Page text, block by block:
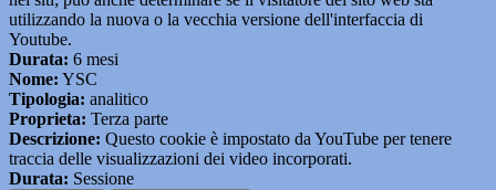
utilizzando la nuova o la vecchia versione dell'interfaccia di
Youtube.
Durata: 6 mesi
Nome: YSC
Tipologia: analitico
Proprieta: Terza parte
Descrizione: Questo cookie è impostato da YouTube per tenere
traccia delle visualizzazioni dei video incorporati.
Durata: Sessione